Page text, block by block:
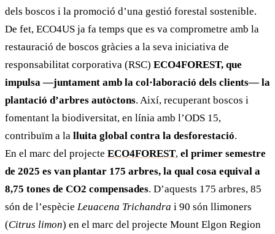
dels boscos i la promoció d’una gestió forestal sostenible.
De fet, ECO4US ja fa temps que es va comprometre amb la
restauració de boscos gràcies a la seva iniciativa de
responsabilitat corporativa (RSC) ECO4FOREST, que
impulsa —juntament amb la col·laboració dels clients— la
plantació d’arbres autòctons. Així, recuperant boscos i
fomentant la biodiversitat, en línia amb l’ODS 15,
contribuïm a la lluita global contra la desforestació.
En el marc del projecte ECO4FOREST, el primer semestre
de 2025 es van plantar 175 arbres, la qual cosa equival a
8,75 tones de CO2 compensades. D’aquests 175 arbres, 85
són de l’espècie Leuacena Trichandra i 90 són llimoners
(Citrus limon) en el marc del projecte Mount Elgon Region